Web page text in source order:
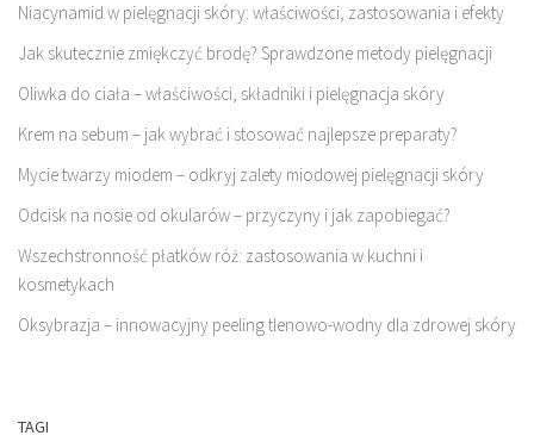
Niacynamid w pielęgnacji skóry: właściwości, zastosowania i efekty
Jak skutecznie zmiękczyć brodę? Sprawdzone metody pielęgnacji
Oliwka do ciała – właściwości, składniki i pielęgnacja skóry
Krem na sebum – jak wybrać i stosować najlepsze preparaty?
Mycie twarzy miodem – odkryj zalety miodowej pielęgnacji skóry
Odcisk na nosie od okularów – przyczyny i jak zapobiegać?
Wszechstronność płatków róż: zastosowania w kuchni i
kosmetykach
Oksybrazja – innowacyjny peeling tlenowo-wodny dla zdrowej skóry
TAGI